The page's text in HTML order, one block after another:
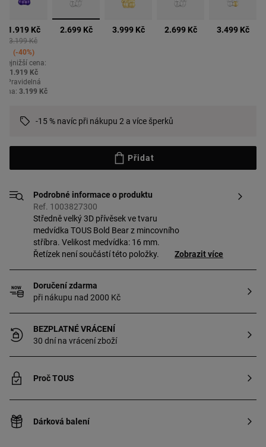
1.919 Kč
Price reduced from
3.199 Kčto
-40%
Nejnižší cena:
1.919 Kč
Pravidelná
cena: 3.199 Kč
vybrané
2.699 Kč 3.999 Kč 2.699 Kč 3.499 Kč
-15 % navíc při nákupu 2 a více šperků
Přidat
Podrobné informace o produktu
Ref. 1003827300
Středně velký 3D přívěsek ve tvaru
medvídka TOUS Bold Bear z mincovního
stříbra. Velikost medvídka: 16 mm.
Řetízek není součástí této položky.
Zobrazit více
Doručení zdarma
při nákupu nad 2000 Kč
BEZPLATNÉ VRÁCENÍ
30 dní na vrácení zboží
Proč TOUS
Dárková balení